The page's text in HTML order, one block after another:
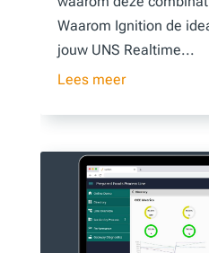
Waarom Ignition de
jouw UNS Realtime...
Lees meer